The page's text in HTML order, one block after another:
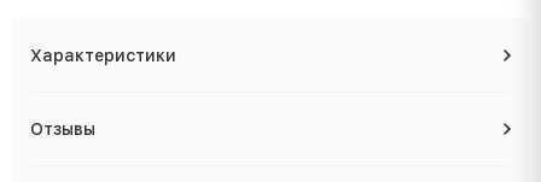
Характеристики
Отзывы